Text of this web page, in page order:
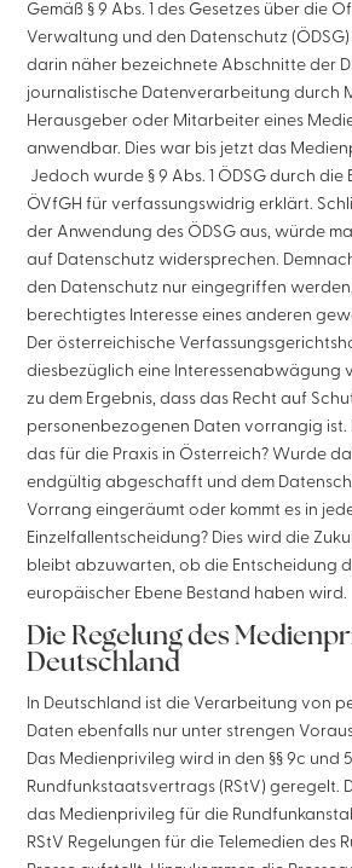
Gemäß § 9 Abs. 1 des Gesetzes über die
Verwaltung und den Datenschutz
darin näher bezeichnete Abschnitte der
journalistische Datenverarbeitung durch
Herausgeber oder Mitarbeiter eines
anwendbar. Dies war bis jetzt das
Jedoch wurde § 9 Abs. 1 ÖDSG durch die
ÖVfGH für verfassungswidrig erklärt.
der Anwendung des ÖDSG aus, würde
auf Datenschutz widersprechen.
den Datenschutz nur eingegriffen
berechtigtes Interesse eines anderen
Der österreichische
diesbezüglich eine Interessenabwägung
zu dem Ergebnis, dass das Recht auf
personenbezogenen Daten vorrangig
das für die Praxis in Österreich? Wurde
endgültig abgeschafft und dem
Vorrang eingeräumt oder kommt es in
Einzelfallentscheidung? Dies wird die
bleibt abzuwarten, ob die Entscheidung
europäischer Ebene Bestand haben wird.
Die Regelung des
Deutschland
In Deutschland ist die Verarbeitung von
Daten ebenfalls nur unter strengen
Das Medienprivileg wird in den §§ 9c und
Rundfunkstaatsvertrags (RStV) geregelt.
das Medienprivileg für die
RStV Regelungen für die Telemedien des